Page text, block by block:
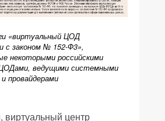
«виртуальный ЦОД
с законом № 152-Ф3»,
некоторыми российскими
ведущими системными
провайдерами
виртуальный центр